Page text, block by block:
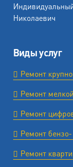
Николаевич
Виды услуг
Ремонт
Ремонт
Ремонт
Ремонт
Ремонт